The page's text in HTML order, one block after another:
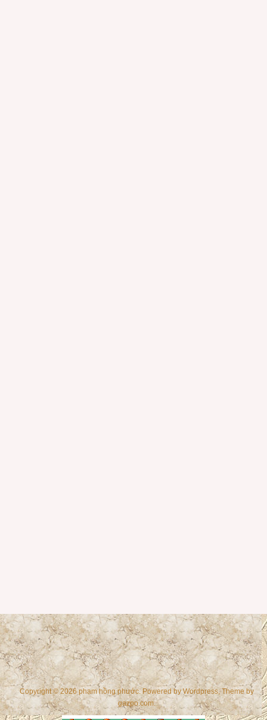
Copyright © 2026 phạm hồng phước. Powered byWordpress , Theme by
gazpo.com.